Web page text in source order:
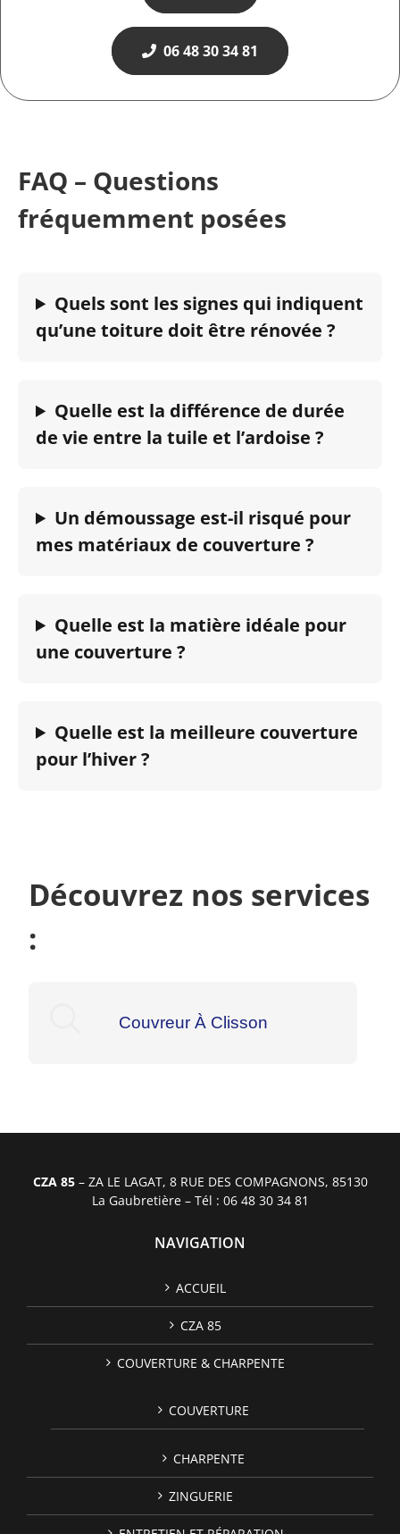
06 48 30 34 81
FAQ – Questions
fréquemment posées
Quels sont les signes qui indiquent
qu’une toiture doit être rénovée ?
Quelle est la différence de durée
de vie entre la tuile et l’ardoise ?
Un démoussage est-il risqué pour
mes matériaux de couverture ?
Quelle est la matière idéale pour
une couverture ?
Quelle est la meilleure couverture
pour l’hiver ?
Découvrez nos services
:
Couvreur À Clisson
CZA 85– ZA LE LAGAT, 8 RUE DES COMPAGNONS, 85130
La Gaubretière – Tél : 06 48 30 34 81
NAVIGATION
ACCUEIL
CZA 85
COUVERTURE & CHARPENTE
COUVERTURE
CHARPENTE
ZINGUERIE